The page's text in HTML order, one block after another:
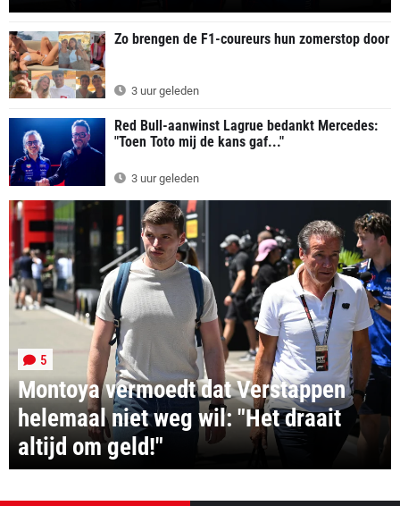
Zo brengen de F1-coureurs hun zomerstop door
3 uur geleden
Red Bull-aanwinst Lagrue bedankt Mercedes:
"Toen Toto mij de kans gaf..."
3 uur geleden
Montoya vermoedt dat Verstappen
helemaal niet weg wil: "Het draait
altijd om geld!"
5